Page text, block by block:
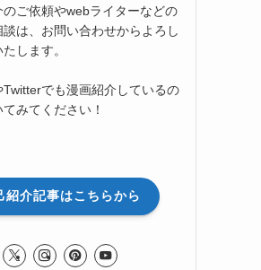
のご依頼やwebライターなどの
は、お問い合わせからよろし
します。
Twitterでも漫画紹介しているの
みてください！
紹介記事はこちらから